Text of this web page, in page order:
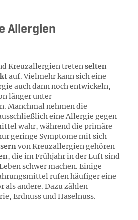
Allergien
Kreuzallergien tretenselten
auf. Vielmehr kann sich eine
auch dann noch entwickeln,
länger unter
Manchmal nehmen die
eine Allergie gegen
wahr, während die primäre
geringe Symptome mit sich
von Kreuzallergien gehören
, die im Frühjahr in der Luft sind
schwer machen. Einige
rufen häufiger eine
als andere. Dazu zählen
Erdnuss und Haselnuss.